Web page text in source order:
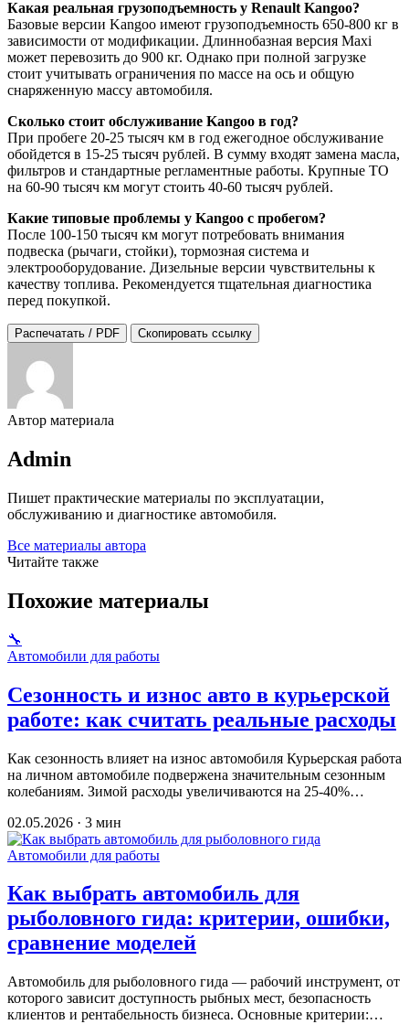
Какая реальная грузоподъемность у Renault Kangoo?
Базовые версии Kangoo имеют грузоподъемность 650-800 кг в
зависимости от модификации. Длиннобазная версия Maxi
может перевозить до 900 кг. Однако при полной загрузке
стоит учитывать ограничения по массе на ось и общую
снаряженную массу автомобиля.
Сколько стоит обслуживание Kangoo в год?
При пробеге 20-25 тысяч км в год ежегодное обслуживание
обойдется в 15-25 тысяч рублей. В сумму входят замена масла,
фильтров и стандартные регламентные работы. Крупные ТО
на 60-90 тысяч км могут стоить 40-60 тысяч рублей.
Какие типовые проблемы у Kangoo с пробегом?
После 100-150 тысяч км могут потребовать внимания
подвеска (рычаги, стойки), тормозная система и
электрооборудование. Дизельные версии чувствительны к
качеству топлива. Рекомендуется тщательная диагностика
перед покупкой.
Распечатать / PDF Скопировать ссылку
Автор материала
Admin
Пишет практические материалы по эксплуатации,
обслуживанию и диагностике автомобиля.
Все материалы автора
Читайте также
Похожие материалы
🔧
Автомобили для работы
Сезонность и износ авто в курьерской
работе: как считать реальные расходы
Как сезонность влияет на износ автомобиля Курьерская работа
на личном автомобиле подвержена значительным сезонным
колебаниям. Зимой расходы увеличиваются на 25-40%…
02.05.2026 · 3 мин
Автомобили для работы
Как выбрать автомобиль для
рыболовного гида: критерии, ошибки,
сравнение моделей
Автомобиль для рыболовного гида — рабочий инструмент, от
которого зависит доступность рыбных мест, безопасность
клиентов и рентабельность бизнеса. Основные критерии:…